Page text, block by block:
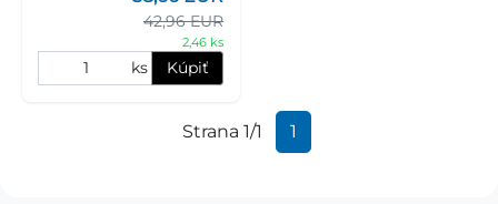
42,96 EUR
2,46 ks
ks Kúpiť
Strana 1/1 1